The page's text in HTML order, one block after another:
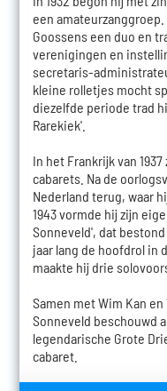
een
Goossens een duo en
verenigingen en
secretaris-
kleine rolletjes mocht
diezelfde periode trad
Rarekiek'.
In het Frankrijk van
cabarets. Na de
Nederland terug, waar
1943 vormde hij zijn
Sonneveld', dat
jaar lang de hoofdrol in
maakte hij drie
Samen met Wim Kan
Sonneveld beschouwd
legendarische Grote
cabaret.